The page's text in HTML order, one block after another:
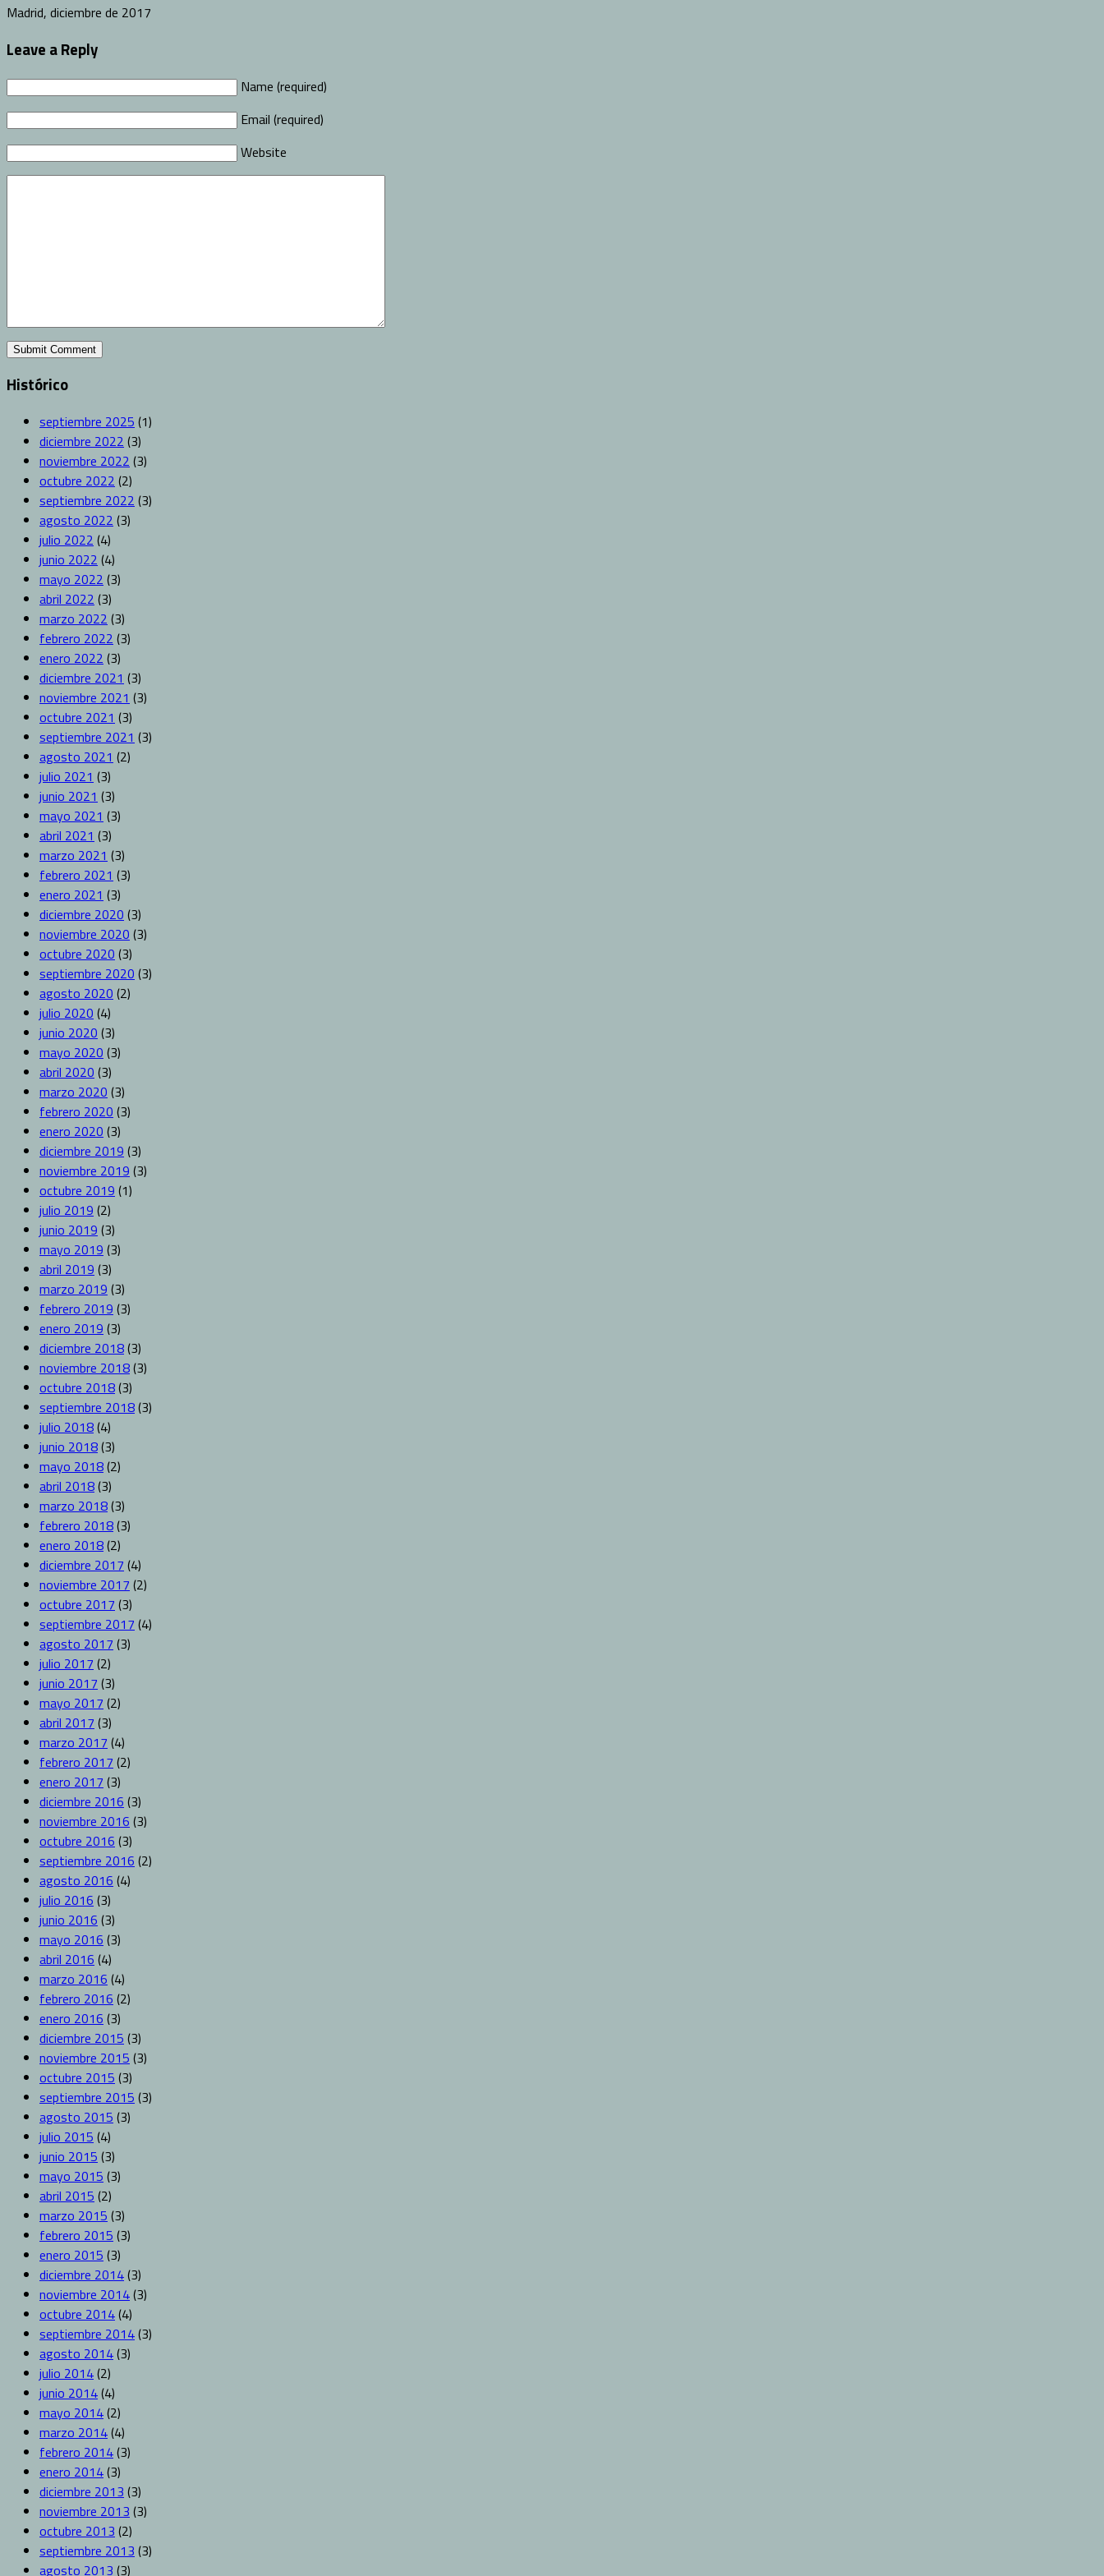
Madrid, diciembre de 2017
Leave a Reply
Name (required)
Email (required)
Website
Histórico
septiembre 2025 (1)
diciembre 2022 (3)
noviembre 2022 (3)
octubre 2022 (2)
septiembre 2022 (3)
agosto 2022 (3)
julio 2022 (4)
junio 2022 (4)
mayo 2022 (3)
abril 2022 (3)
marzo 2022 (3)
febrero 2022 (3)
enero 2022 (3)
diciembre 2021 (3)
noviembre 2021 (3)
octubre 2021 (3)
septiembre 2021 (3)
agosto 2021 (2)
julio 2021 (3)
junio 2021 (3)
mayo 2021 (3)
abril 2021 (3)
marzo 2021 (3)
febrero 2021 (3)
enero 2021 (3)
diciembre 2020 (3)
noviembre 2020 (3)
octubre 2020 (3)
septiembre 2020 (3)
agosto 2020 (2)
julio 2020 (4)
junio 2020 (3)
mayo 2020 (3)
abril 2020 (3)
marzo 2020 (3)
febrero 2020 (3)
enero 2020 (3)
diciembre 2019 (3)
noviembre 2019 (3)
octubre 2019 (1)
julio 2019 (2)
junio 2019 (3)
mayo 2019 (3)
abril 2019 (3)
marzo 2019 (3)
febrero 2019 (3)
enero 2019 (3)
diciembre 2018(3)
noviembre 2018(3)
octubre 2018(3)
septiembre 2018(3)
julio 2018(4)
junio 2018(3)
mayo 2018(2)
abril 2018(3)
marzo 2018(3)
febrero 2018(3)
enero 2018(2)
diciembre 2017 (4)
noviembre 2017 (2)
octubre 2017 (3)
septiembre 2017 (4)
agosto 2017 (3)
julio 2017 (2)
junio 2017 (3)
mayo 2017 (2)
abril 2017 (3)
marzo 2017 (4)
febrero 2017 (2)
enero 2017 (3)
diciembre 2016 (3)
noviembre 2016 (3)
octubre 2016 (3)
septiembre 2016 (2)
agosto 2016 (4)
julio 2016 (3)
junio 2016 (3)
mayo 2016 (3)
abril 2016 (4)
marzo 2016 (4)
febrero 2016 (2)
enero 2016 (3)
diciembre 2015 (3)
noviembre 2015 (3)
octubre 2015 (3)
septiembre 2015 (3)
agosto 2015 (3)
julio 2015 (4)
junio 2015 (3)
mayo 2015 (3)
abril 2015 (2)
marzo 2015 (3)
febrero 2015 (3)
enero 2015 (3)
diciembre 2014(3)
noviembre 2014(3)
octubre 2014(4)
septiembre 2014(3)
agosto 2014(3)
julio 2014(2)
junio 2014(4)
mayo 2014(2)
marzo 2014(4)
febrero 2014(3)
enero 2014(3)
diciembre 2013 (3)
noviembre 2013 (3)
octubre 2013 (2)
septiembre 2013 (3)
agosto 2013 (3)